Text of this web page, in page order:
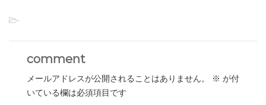
-
comment
メールアドレスが公開されることはありません。 ※ が付
いている欄は必須項目です